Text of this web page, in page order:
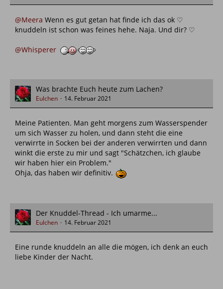
@Meera Wenn es gut getan hat finde ich das ok ♡
knuddeln ist schon was feines hehe. Naja. Und dir? ♡
@Whisperer
Was brachte Euch heute zum Lachen?
Eulchen 14. Februar 2021
Meine Patienten. Man geht morgens zum Wasserspender
um sich Wasser zu holen, und dann steht die eine
verwirrte in Socken bei der anderen verwirrten und dann
winkt die erste zu mir und sagt "Schätzchen, ich glaube
wir haben hier ein Problem."
Ohja, das haben wir definitiv.
Der Knuddel-Thread - Ich umarme...
Eulchen 14. Februar 2021
Eine runde knuddeln an alle die mögen, ich denk an euch
liebe Kinder der Nacht.